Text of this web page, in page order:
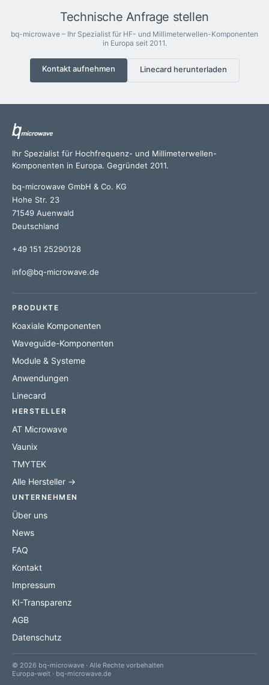
Technische Anfrage stellen
bq-microwave – Ihr Spezialist für HF- und Millimeterwellen-Komponenten
in Europa seit 2011.
Kontakt aufnehmen Linecard herunterladen
Ihr Spezialist für Hochfrequenz- und Millimeterwellen-
Komponenten in Europa. Gegründet 2011.
bq-microwave GmbH & Co. KG
Hohe Str. 23
71549 Auenwald
Deutschland
+49 151 25290128
info@bq-microwave.de
PRODUKTE
Koaxiale Komponenten
Waveguide-Komponenten
Module & Systeme
Anwendungen
Linecard
HERSTELLER
AT Microwave
Vaunix
TMYTEK
Alle Hersteller →
UNTERNEHMEN
Über uns
News
FAQ
Kontakt
Impressum
KI-Transparenz
AGB
Datenschutz
© 2026 bq-microwave · Alle Rechte vorbehalten
Europa-weit · bq-microwave.de